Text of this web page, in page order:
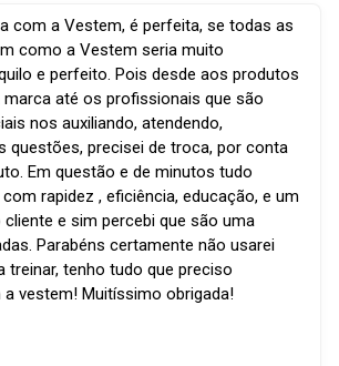
com a Vestem, é perfeita, se todas as
como a Vestem seria muito
e perfeito. Pois desde aos produtos
até os profissionais que são
nos auxiliando, atendendo,
questões, precisei de troca, por conta
Em questão e de minutos tudo
rapidez , eficiência, educação, e um
e sim percebi que são uma
Parabéns certamente não usarei
treinar, tenho tudo que preciso
vestem! Muitíssimo obrigada!